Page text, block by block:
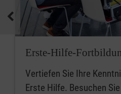
Erste-Hilfe-
Vertiefen Sie Ihre
Erste Hilfe. Besuchen